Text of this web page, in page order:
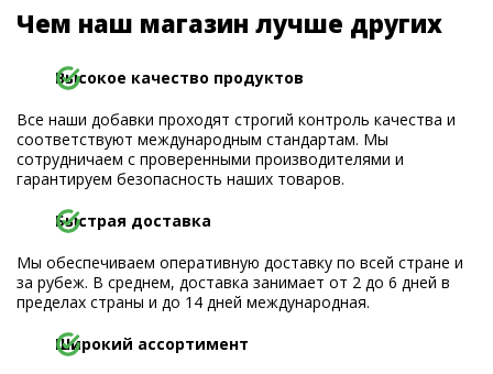
Чем наш магазин лучше других
Высокое качество продуктов
Все наши добавки проходят строгий контроль качества и
соответствуют международным стандартам. Мы
сотрудничаем с проверенными производителями и
гарантируем безопасность наших товаров.
Быстрая доставка
Мы обеспечиваем оперативную доставку по всей стране и
за рубеж. В среднем, доставка занимает от 2 до 6 дней в
пределах страны и до 14 дней международная.
Широкий ассортимент